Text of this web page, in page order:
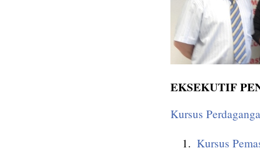
EKSEKUTIF
Kursus
Kursus